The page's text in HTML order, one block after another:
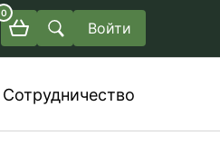
0
Войти
Сотрудничество